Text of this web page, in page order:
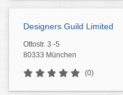
Designers Guild Limited
Ottostr. 3 -5
80333 München
(0)